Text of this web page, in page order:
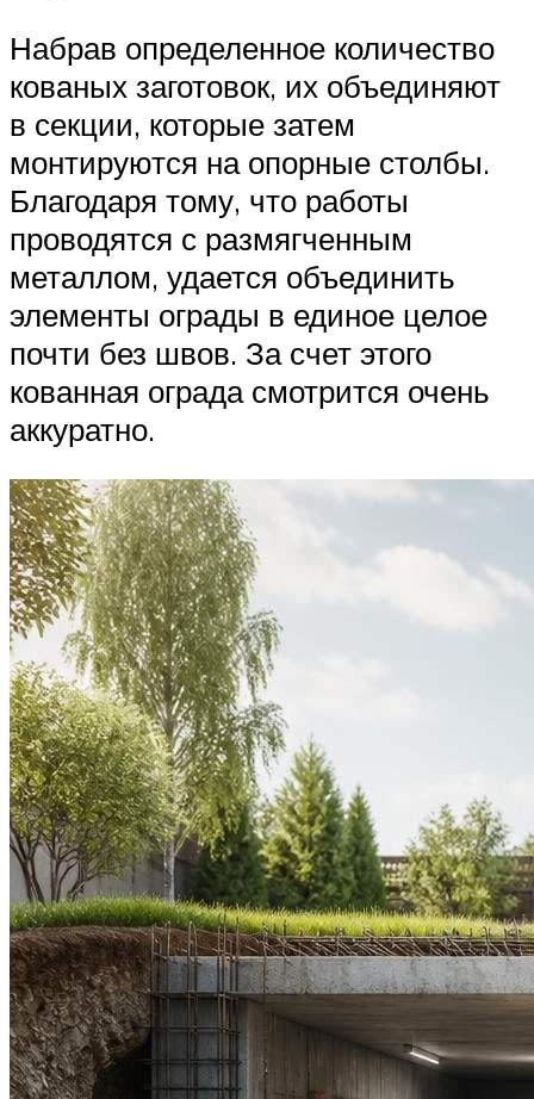
Набрав определенное количество
кованых заготовок, их объединяют
в секции, которые затем
монтируются на опорные столбы.
Благодаря тому, что работы
проводятся с размягченным
металлом, удается объединить
элементы ограды в единое целое
почти без швов. За счет этого
кованная ограда смотрится очень
аккуратно.